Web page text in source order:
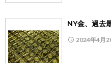
NY金、過去
2024年4月